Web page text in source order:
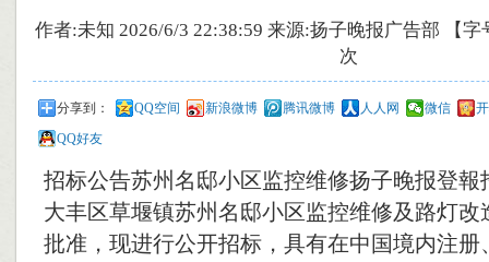
作者:未知 2026/6/3 22:38:59 来源:扬子晚报广告部 【
次
分享到： QQ空间 新浪微博 腾讯微博 人人网 微信
QQ好友
招标公告苏州名邸小区监控维修扬子晚报登報
大丰区草堰镇苏州名邸小区监控维修及路灯改
批准，现进行公开招标，具有在中国境内注册